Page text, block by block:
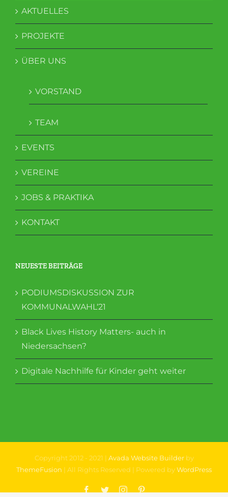
AKTUELLES
PROJEKTE
ÜBER UNS
VORSTAND
TEAM
EVENTS
VEREINE
JOBS & PRAKTIKA
KONTAKT
NEUESTE BEITRÄGE
PODIUMSDISKUSSION ZUR
KOMMUNALWAHL‘21
Black Lives History Matters- auch in
Niedersachsen?
Digitale Nachhilfe für Kinder geht weiter
Copyright 2012 - 2021 | Avada Website Builderby
ThemeFusion | All Rights Reserved | Powered byWordPress
Facebook
TwitterInstagram